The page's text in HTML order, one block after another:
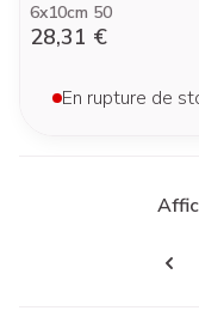
6x10cm 50
28,31 €
En rupture de